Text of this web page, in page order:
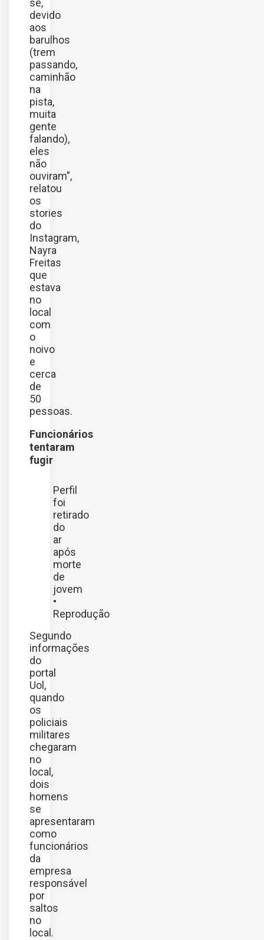
devido
aos
barulhos
(trem
passando,
caminhão
na
pista,
muita
gente
falando),
eles
não
ouviram”,
relatou
os
stories
do
Instagram,
Nayra
Freitas
que
estava
no
local
com
o
noivo
e
cerca
de
50
pessoas.
Funcionários
tentaram
fugir
Perfil
foi
retirado
do
ar
após
morte
de
jovem
•
Reprodução
Segundo
informações
do
portal
Uol,
quando
os
policiais
militares
chegaram
no
local,
dois
homens
se
apresentaram
como
funcionários
da
empresa
responsável
por
saltos
no
local.